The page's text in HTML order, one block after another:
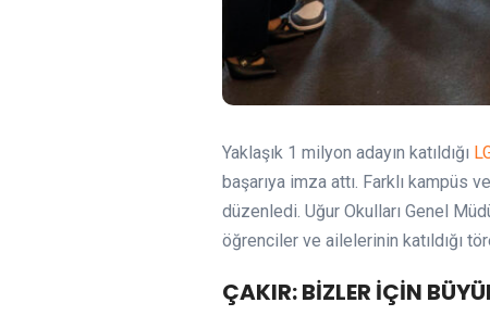
Yaklaşık 1 milyon adayın katıldığı
başarıya imza attı. Farklı
düzenledi. Uğur Okulları Genel
öğrenciler ve ailelerinin katıldığı
ÇAKIR: BİZLER İÇİN